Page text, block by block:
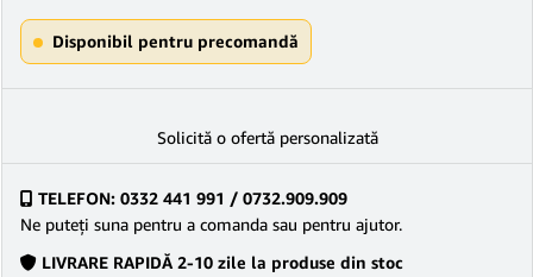
Disponibil pentru precomandă
Solicită o ofertă personalizată
TELEFON: 0332 441 991 / 0732.909.909
Ne puteţi suna pentru a comanda sau pentru ajutor.
LIVRARE RAPIDĂ 2-10 zile la produse din stoc